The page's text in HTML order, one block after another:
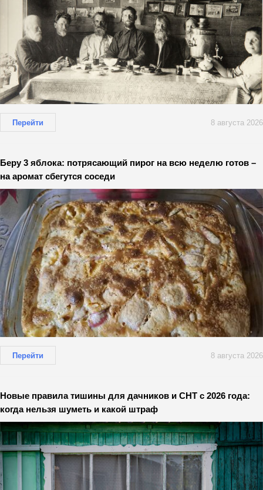
Перейти 8 августа 2026
Беру 3 яблока: потрясающий пирог на всю неделю готов –
на аромат сбегутся соседи
Перейти 8 августа 2026
Новые правила тишины для дачников и СНТ с 2026 года:
когда нельзя шуметь и какой штраф